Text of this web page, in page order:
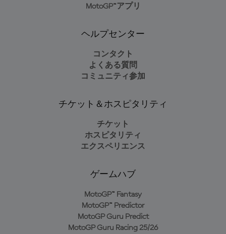
MotoGP™アプリ
ヘルプセンター
コンタクト
よくある質問
コミュニティ参加
チケット＆ホスピタリティ
チケット
ホスピタリティ
エクスペリエンス
ゲームハブ
MotoGP™ Fantasy
MotoGP™ Predictor
MotoGP Guru Predict
MotoGP Guru Racing 25/26